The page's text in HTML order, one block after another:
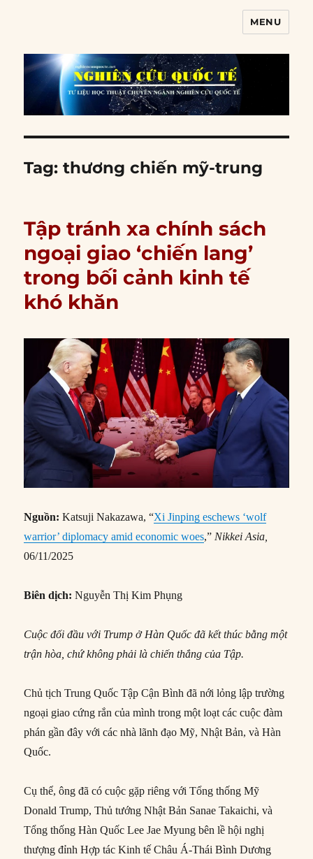
MENU
Tag:thương chiến mỹ-trung
Tập tránh xa chính sách
ngoại giao ‘chiến lang’
trong bối cảnh kinh tế
khó khăn
Nguồn:Katsuji Nakazawa, “Xi Jinping eschews ‘wolf
warrior’ diplomacy amid economic woes,” Nikkei Asia,
06/11/2025
Biên dịch:Nguyễn Thị Kim Phụng
Cuộc đối đầu với Trump ở Hàn Quốc đã kết thúc bằng một
trận hòa, chứ không phải là chiến thắng của Tập.
Chủ tịch Trung Quốc Tập Cận Bình đã nới lỏng lập trường
ngoại giao cứng rắn của mình trong một loạt các cuộc đàm
phán gần đây với các nhà lãnh đạo Mỹ, Nhật Bản, và Hàn
Quốc.
Cụ thể, ông đã có cuộc gặp riêng với Tổng thống Mỹ
Donald Trump, Thủ tướng Nhật Bản Sanae Takaichi, và
Tổng thống Hàn Quốc Lee Jae Myung bên lề hội nghị
thượng đỉnh Hợp tác Kinh tế Châu Á-Thái Bình Dương